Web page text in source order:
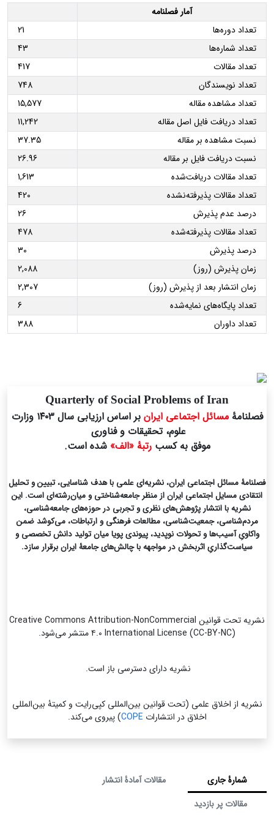
آمار فصلنامه
تعداد دوره‌ها
21
تعداد شماره‌ها
43
تعداد مقالات
417
تعداد نویسندگان
748
تعداد مشاهده مقاله
15,577
تعداد دریافت فایل اصل مقاله
11,242
نسبت مشاهده بر مقاله
37.35
نسبت دریافت فایل بر مقاله
26.96
تعداد مقالات دریافت‌شده
1,613
تعداد مقالات پذیرفته‌نشده
420
درصد عدم پذیرش
26
تعداد مقالات پذیرفته‌شده
478
درصد پذیرش
30
زمان پذیرش (روز)
2,088
زمان انتشار بعد از پذیرش (روز)
2,307
تعداد پایگاه‌های نمایه‌شده
6
تعداد داوران
388
فصلنامۀمسائل اجتماعی ایران
بر اساس ارزیابی سال ۱۴۰۳ وزارت
علوم، تحقیقات و فناوری
موفق به کسب رتبۀ «الف» شده است.
فصلنامۀ مسائل اجتماعی ایران، نشریه‌ای علمی با هدف شناسایی، تبیین و تحلیل
انتقادی مسایل اجتماعی ایران از منظر جامعه‌شناختی و میان‌رشته‌ای است. این
نشریه با انتشار پژوهش‌های نظری و تجربی در حوزه‌های جامعه‌شناسی،
مردم‌شناسی، جمعیت‌شناسی، مطالعات فرهنگی و ارتباطات، می‌کوشد ضمن
واکاویِ آسیب‌ها و تحولات نوپدید، پیوندی پویا میان تولید دانش تخصصی و
سیاست‌گذاریِ اثربخش در مواجهه با چالش‌های جامعۀ ایران برقرار سازد.
نشریه تحت قوانین Creative Commons Attribution-NonCommercial
۴.۰ International License (CC-BY-NC) منتشر می‌شود.
نشریه دارای دسترسی باز است.
نشریه از اخلاق علمی (تحت قوانین بین‌المللی کپی‌رایت و کمیتۀ بین‌المللی
اخلاق در انتشارات COPE) پیروی می‌کند.
شمارۀ جاری
مقالات آمادۀ انتشار
مقالات پر بازدید